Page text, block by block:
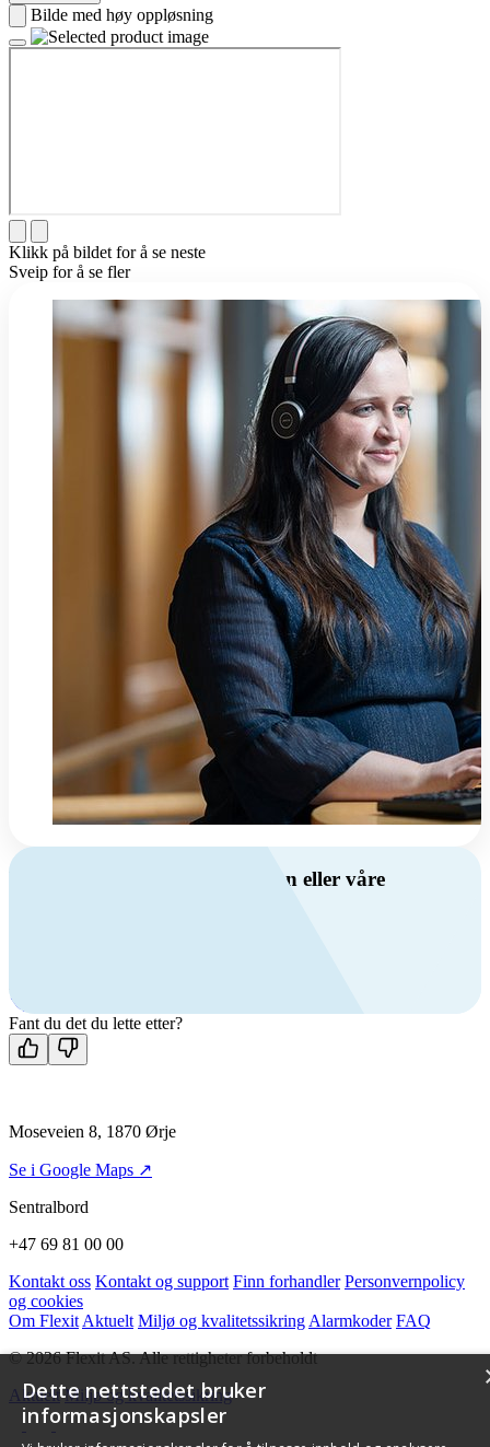
Bilde med høy oppløsning
Klikk på bildet for å se neste
Sveip for å se fler
Har du spørsmål om ventilasjon eller våre
Kontakt oss
Fant du det du lette etter?
Moseveien 8, 1870 Ørje
Se i Google Maps ↗
Sentralbord
+47 69 81 00 00
Kontakt oss Kontakt og support Finn forhandler Personvernpolicy
og cookies
Om Flexit Aktuelt Miljø og kvalitetssikring Alarmkoder FAQ
© 2026 Flexit AS. Alle rettigheter forbeholdt
Aktuelt Miljø og kvalitetssikring
Dette nettstedet bruker
informasjonskapsler